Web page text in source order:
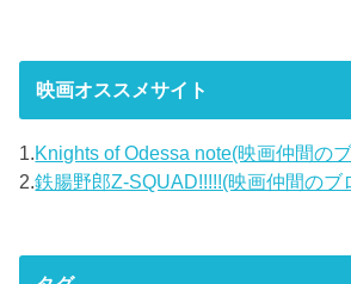
映画オススメサイト
1.Knights of Odessa note(映画仲間の
2.鉄腸野郎Z-SQUAD!!!!!(映画仲間のブ